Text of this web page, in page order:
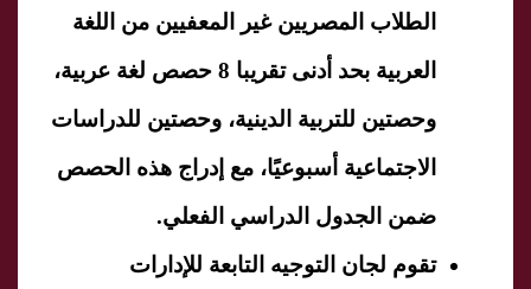
الطلاب المصريين غير المعفيين من اللغة
العربية بحد أدنى تقريبا 8 حصص لغة عربية،
وحصتين للتربية الدينية، وحصتين للدراسات
الاجتماعية أسبوعيًا، مع إدراج هذه الحصص
ضمن الجدول الدراسي الفعلي.
تقوم لجان التوجيه التابعة للإدارات